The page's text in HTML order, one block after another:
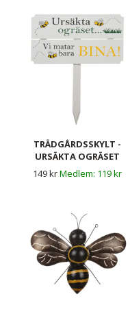
TRÄDGÅRDSSKYLT -
URSÄKTA OGRÄSET
149 kr
119 kr